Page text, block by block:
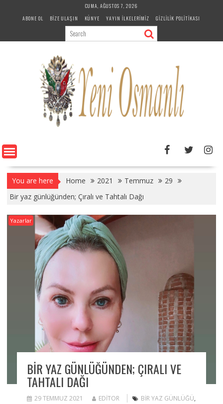
CUMA, AĞUSTOS 7, 2026
ABONE OL
BIZE ULAŞIN KÜNYE YAYIN İLKELERIMIZ GIZLILIK POLITIKASI
You are here Home 2021 Temmuz
29
Bir yaz günlüğünden; Çıralı ve Tahtalı Dağı
Yazarlar
BIR YAZ GÜNLÜĞÜNDEN; ÇIRALI VE
TAHTALI DAĞI
29 TEMMUZ 2021 EDITOR BIR YAZ GÜNLÜĞÜ,